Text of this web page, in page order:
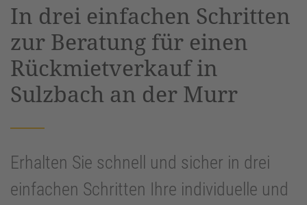
Management Platform&eRecht24
In drei einfachen Schritten
zur Beratung für einen
Rückmietverkauf in
Sulzbach an der Murr
Erhalten Sie schnell und sicher in drei
einfachen Schritten Ihre individuelle und